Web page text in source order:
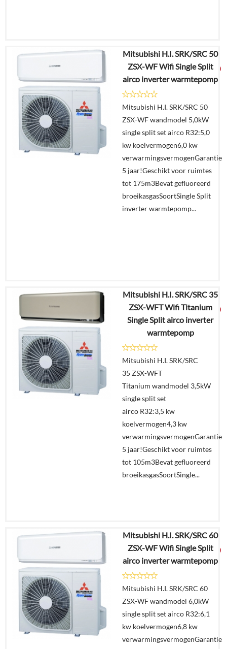
€4.293,08
€2.259,00
Offerte
aanvragen?
In
winkelmand
Mitsubishi H.I. SRK/SRC 50
ZSX-WF Wifi Single Split
airco inverter warmtepomp
Mitsubishi H.I. SRK/SRC 50
ZSX-WF wandmodel 5,0kW
single split set airco R32:5,0
kw koelvermogen6,0 kw
verwarmingsvermogenGarantie
5 jaar!Geschikt voor ruimtes
tot 175m3Bevat gefluoreerd
broeikasgasSoortSingle Split
inverter warmtepomp...
€5.726,93
€2.999,00
Details
Offerte
In
Mitsubishi H.I. SRK/SRC 35
ZSX-WFT Wifi Titanium
Single Split airco inverter
warmtepomp
Mitsubishi H.I. SRK/SRC
35 ZSX-WFT
Titanium wandmodel 3,5kW
single split set
airco R32:3,5 kw
koelvermogen4,3 kw
verwarmingsvermogenGarantie
5 jaar!Geschikt voor ruimtes
tot 105m3Bevat gefluoreerd
broeikasgasSoortSingle...
€4.702,06
€2.479,00
Offerte
aanvragen?
In
winkelmand
Mitsubishi H.I. SRK/SRC 60
ZSX-WF Wifi Single Split
airco inverter warmtepomp
Mitsubishi H.I. SRK/SRC 60
ZSX-WF wandmodel 6,0kW
single split set airco R32:6,1
kw koelvermogen6,8 kw
verwarmingsvermogenGarantie